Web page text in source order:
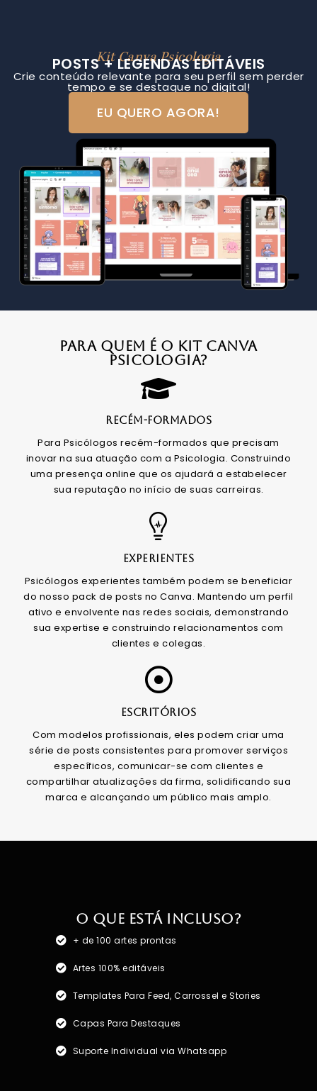
Kit Canva Psicologia
POSTS + LEGENDAS EDITÁVEIS
Crie conteúdo relevante para seu perfil sem perder
tempo e se destaque no digital!
EU QUERO AGORA!
PARA QUEM É O KIT CANVA
PSICOLOGIA?
RECÉM-FORMADOS
Para Psicólogos recém-formados que precisam
inovar na sua atuação com a Psicologia. Construindo
uma presença online que os ajudará a estabelecer
sua reputação no início de suas carreiras.
EXPERIENTES
Psicólogos experientes também podem se beneficiar
do nosso pack de posts no Canva. Mantendo um perfil
ativo e envolvente nas redes sociais, demonstrando
sua expertise e construindo relacionamentos com
clientes e colegas.
ESCRITÓRIOS
Com modelos profissionais, eles podem criar uma
série de posts consistentes para promover serviços
específicos, comunicar-se com clientes e
compartilhar atualizações da firma, solidificando sua
marca e alcançando um público mais amplo.
O que está incluso?
+ de 100 artes prontas
Artes 100% editáveis
Templates Para Feed, Carrossel e Stories
Capas Para Destaques
Suporte Individual via Whatsapp